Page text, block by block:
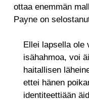
ottaa enemmän
Payne on
Ellei lapsella ole
isähahmoa, voi
haitallisen
ettei hänen
identiteettiään